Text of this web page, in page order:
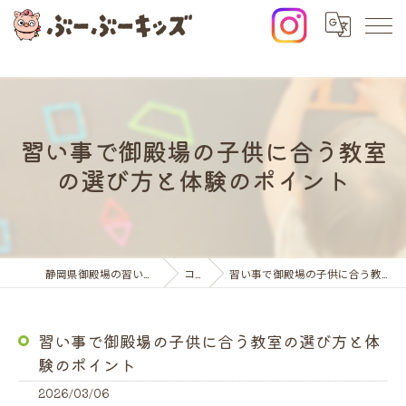
習い事で御殿場の子供に合う教室
の選び方と体験のポイント
コラム 習い事で御殿場の子供に合う教室の選び方と体験のポイント
習い事で御殿場の子供に合う教室の選び方と体
験のポイント
2026/03/06